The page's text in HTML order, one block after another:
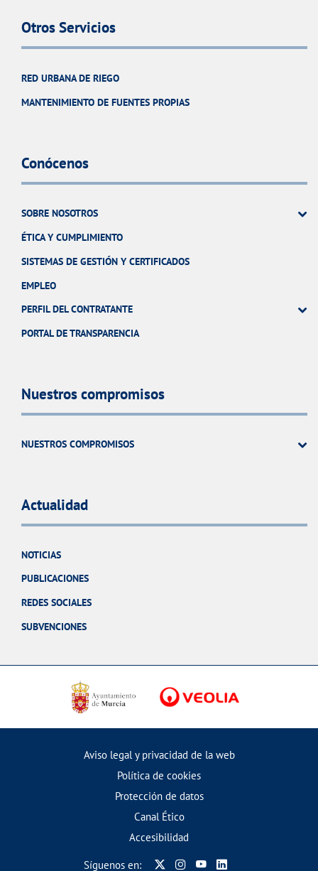
Otros Servicios
RED URBANA DE RIEGO
MANTENIMIENTO DE FUENTES PROPIAS
Conócenos
SOBRE NOSOTROS
ÉTICA Y CUMPLIMIENTO
SISTEMAS DE GESTIÓN Y CERTIFICADOS
EMPLEO
PERFIL DEL CONTRATANTE
PORTAL DE TRANSPARENCIA
Nuestros compromisos
NUESTROS COMPROMISOS
Actualidad
NOTICIAS
PUBLICACIONES
REDES SOCIALES
SUBVENCIONES
Aviso legal y privacidad de la web
Política de cookies
Protección de datos
Canal Ético
Accesibilidad
Síguenos en: